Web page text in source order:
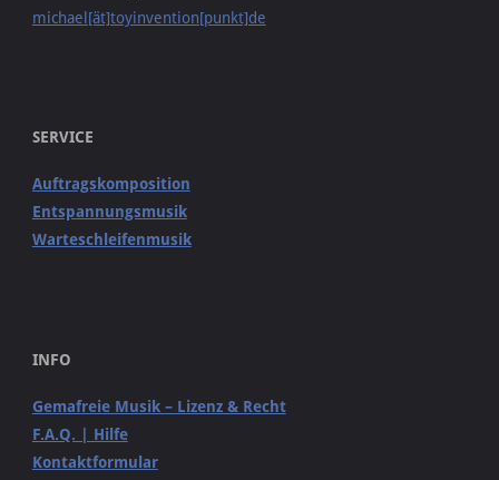
michael[ät]toyinvention[punkt]de
SERVICE
Auftragskomposition
Entspannungsmusik
Warteschleifenmusik
INFO
Gemafreie Musik – Lizenz & Recht
F.A.Q. | Hilfe
Kontaktformular